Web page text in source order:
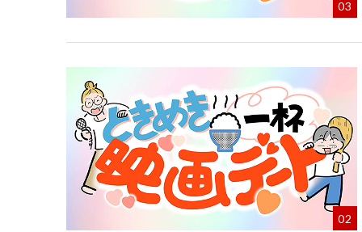
03
02